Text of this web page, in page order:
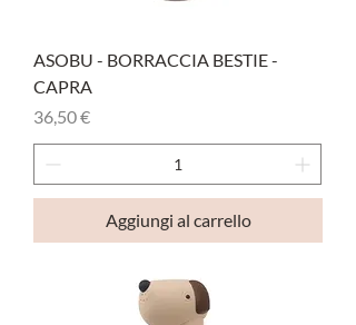
ASOBU - BORRACCIA BESTIE -
CAPRA
Prezzo
36,50 €
Aggiungi al carrello